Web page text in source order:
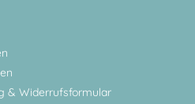
& Widerrufsformular